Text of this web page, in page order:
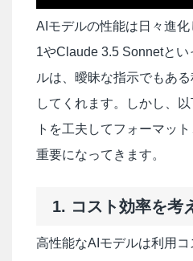
AIモデルの性能は日々進
1やClaude 3.5 Sonnetと
ルは、曖昧な指示でもあ
してくれます。しかし、
トを工夫してフォーマッ
重要になってきます。
1. コスト効率を考
高性能なAIモデルは利用